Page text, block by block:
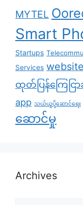
MYTEL
Smart
Startups
Services website
ထုတ်ပြန်ကြေငြ
app သယ်ယူပို့ဆောင်ရေး
ဆောင်မှု
Archives